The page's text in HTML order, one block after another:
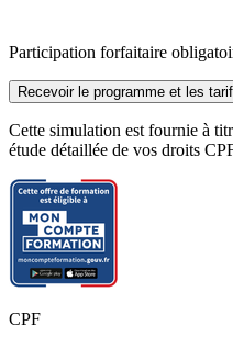
La jupe
Patte de
Les cols
Les bords
Finitions et
Le chemisier
Réalisation complète
Techniques d'assemblage
Ourlets et plis
Les poches
Participation forfaitaire
Recevoir le programme et les
Cette simulation est fournie à
étude détaillée de vos droits
CPF